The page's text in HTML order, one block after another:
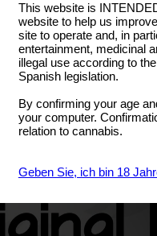
AUTOFLOWERING SAMEN HIGH THC
This website is
website to help us
site to operate and, in
entertainment, medicinal
illegal use according to
Spanish legislation.
By confirming your age
your computer.
relation to cannabis.
Geben Sie, ich bin 18